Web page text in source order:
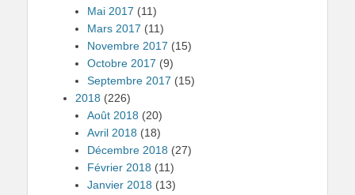
Mai 2017 (11)
Mars 2017 (11)
Novembre 2017 (15)
Octobre 2017 (9)
Septembre 2017 (15)
2018 (226)
Août 2018 (20)
Avril 2018 (18)
Décembre 2018 (27)
Février 2018 (11)
Janvier 2018 (13)